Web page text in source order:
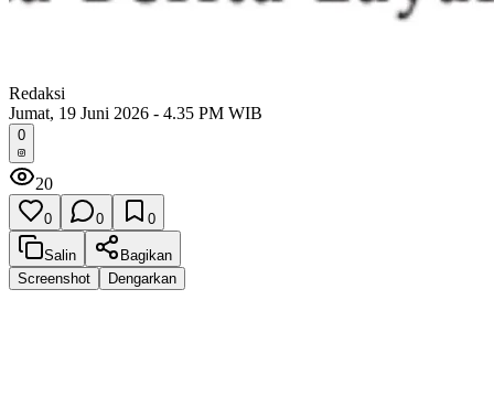
Redaksi
Jumat, 19 Juni 2026 - 4.35 PM WIB
0
20
0 0 0
Salin
Bagikan
Screenshot
Dengarkan